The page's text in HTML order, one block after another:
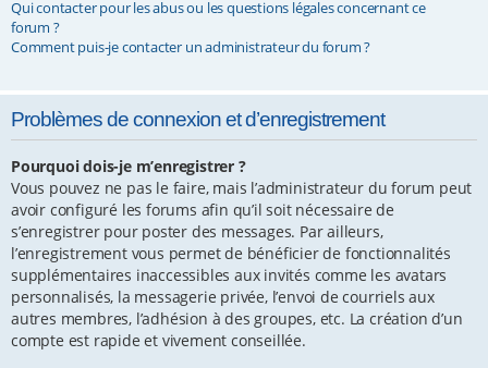
Qui contacter pour les abus ou les questions légales concernant ce
forum ?
Comment puis-je contacter un administrateur du forum ?
Problèmes de connexion et d’enregistrement
Pourquoi dois-je m’enregistrer ?
Vous pouvez ne pas le faire, mais l’administrateur du forum peut
avoir configuré les forums afin qu’il soit nécessaire de
s’enregistrer pour poster des messages. Par ailleurs,
l’enregistrement vous permet de bénéficier de fonctionnalités
supplémentaires inaccessibles aux invités comme les avatars
personnalisés, la messagerie privée, l’envoi de courriels aux
autres membres, l’adhésion à des groupes, etc. La création d’un
compte est rapide et vivement conseillée.